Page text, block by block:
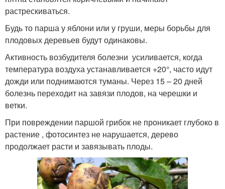
растрескиваться.
Будь то парша у яблони или у груши, меры борьбы для
плодовых деревьев будут одинаковы.
Активность возбудителя болезни усиливается, когда
температура воздуха устанавливается +20°, часто идут
дожди или поднимаются туманы. Через 15 – 20 дней
болезнь переходит на завязи плодов, на черешки и
ветки.
При повреждении паршой грибок не проникает глубоко в
растение , фотосинтез не нарушается, дерево
продолжает расти и завязывать плоды.